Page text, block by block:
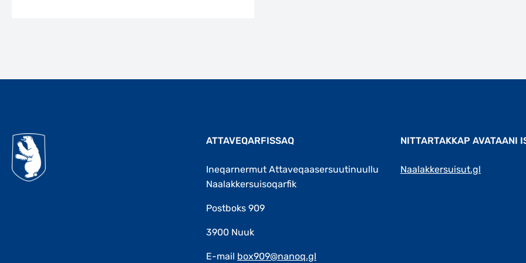
ATTAVEQARFISSAQ
Ineqarnermut Attaveqaasersuutinuullu
Naalakkersuisoqarfik
Postboks 909
3900 Nuuk
E-mail box909@nanoq.gl
NITTARTAKKAP AVATAANI
Naalakkersuisut.gl